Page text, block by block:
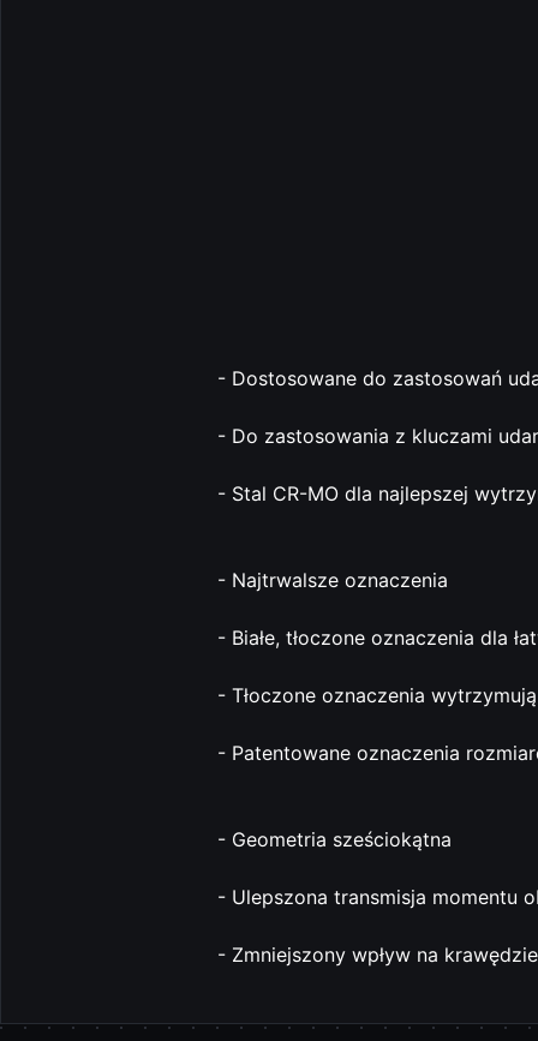
- Dostosowane do zastosowań
- Do zastosowania z kluczami
- Stal CR-MO dla najlepszej
- Najtrwalsze oznaczenia
- Białe, tłoczone oznaczenia dla
- Tłoczone oznaczenia
- Patentowane oznaczenia
- Geometria sześciokątna
- Ulepszona transmisja momentu
- Zmniejszony wpływ na